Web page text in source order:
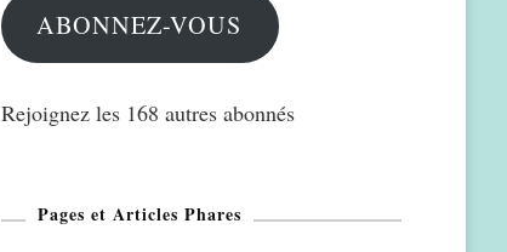
ABONNEZ-VOUS
Rejoignez les 168 autres abonnés
Pages et Articles Phares